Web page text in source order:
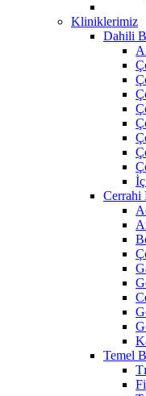
Kliniklerimiz
Dahili
İç
Cerrahi
Temel